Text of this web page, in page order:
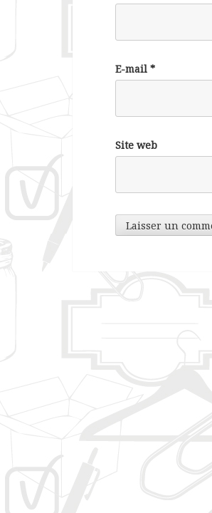
E-mail *
Site web